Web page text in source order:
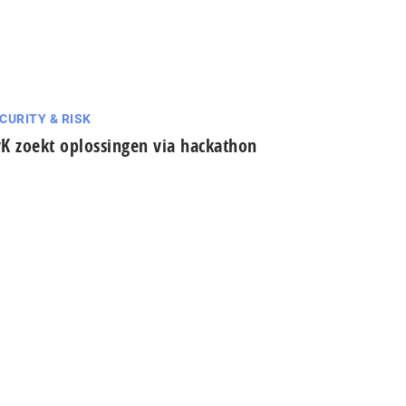
& RISK
zoekt oplossingen via hackathon